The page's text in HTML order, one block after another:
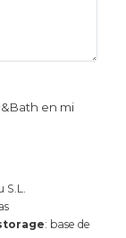
en mi
: base de